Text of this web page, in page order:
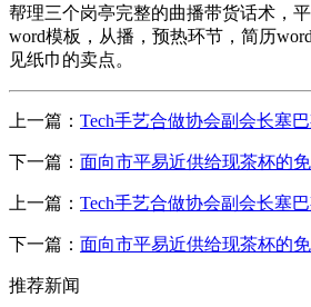
帮理三个岗亭完整的曲播带货话术，
word模板，从播，预热环节，简历
见纸巾的卖点。
上一篇： Tech手艺合做协会副会长塞
下一篇： 面向市平易近供给现茶杯的
上一篇： Tech手艺合做协会副会长塞
下一篇： 面向市平易近供给现茶杯的
推荐新闻